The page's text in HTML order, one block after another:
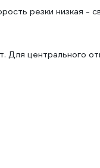
резки низкая -
Для центрального